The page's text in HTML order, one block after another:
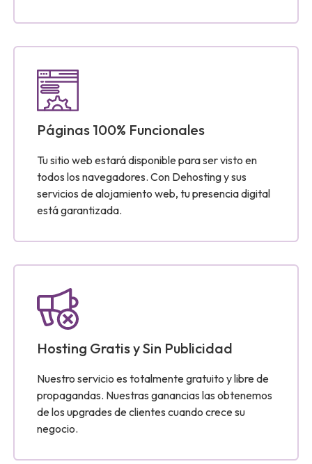
Páginas 100% Funcionales
Tu sitio web estará disponible para ser visto en
todos los navegadores. Con Dehosting y sus
servicios de alojamiento web, tu presencia digital
está garantizada.
Hosting Gratis y Sin Publicidad
Nuestro servicio es totalmente gratuito y libre de
propagandas. Nuestras ganancias las obtenemos
de los upgrades de clientes cuando crece su
negocio.